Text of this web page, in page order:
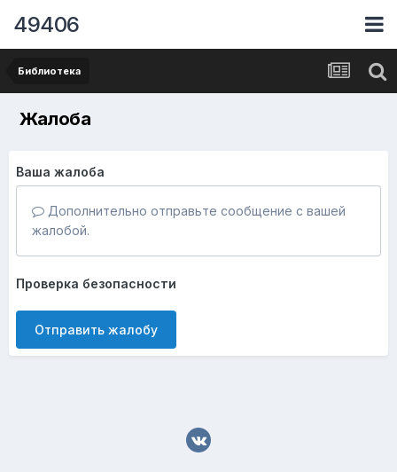
49406
Библиотека
Жалоба
Ваша жалоба
Дополнительно отправьте сообщение с вашей
жалобой.
Проверка безопасности
Отправить жалобу